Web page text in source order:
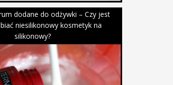
dodane do odżywki – Czy jest
niesilikonowy kosmetyk na
silikonowy?